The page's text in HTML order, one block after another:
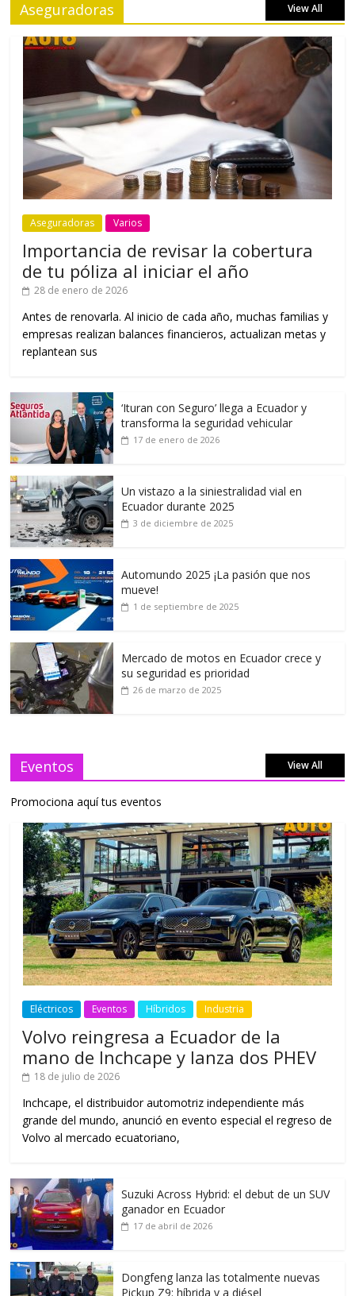
Aseguradoras View All
Aseguradoras Varios
Importancia de revisar la cobertura
de tu póliza al iniciar el año
28 de enero de 2026
Antes de renovarla. Al inicio de cada año, muchas familias y
empresas realizan balances financieros, actualizan metas y
replantean sus
‘Ituran con Seguro’ llega a Ecuador y
transforma la seguridad vehicular
17 de enero de 2026
Un vistazo a la siniestralidad vial en
Ecuador durante 2025
3 de diciembre de 2025
Automundo 2025 ¡La pasión que nos
mueve!
1 de septiembre de 2025
Mercado de motos en Ecuador crece y
su seguridad es prioridad
26 de marzo de 2025
Eventos View All
Promociona aquí tus eventos
Eléctricos Eventos Híbridos Industria
Volvo reingresa a Ecuador de la
mano de Inchcape y lanza dos PHEV
18 de julio de 2026
Inchcape, el distribuidor automotriz independiente más
grande del mundo, anunció en evento especial el regreso de
Volvo al mercado ecuatoriano,
Suzuki Across Hybrid: el debut de un SUV
ganador en Ecuador
17 de abril de 2026
Dongfeng lanza las totalmente nuevas
Pickup Z9: híbrida y a diésel